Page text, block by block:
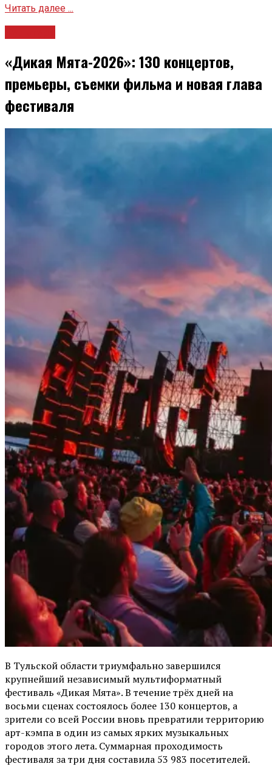
Читать далее ...
«Дикая Мята-2026»: 130 концертов,
премьеры, съемки фильма и новая глава
фестиваля
В Тульской области триумфально завершился
крупнейший независимый мультиформатный
фестиваль «Дикая Мята». В течение трёх дней на
восьми сценах состоялось более 130 концертов, а
зрители со всей России вновь превратили территорию
арт-кэмпа в один из самых ярких музыкальных
городов этого лета. Суммарная проходимость
фестиваля за три дня составила 53 983 посетителей.